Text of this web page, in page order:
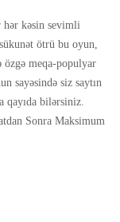
done
hər kəsin sevimli
ötrü bu oyun,
özgə meqa-populyar
sayəsində siz saytın
qayıda bilərsiniz.
Sonra Maksimum